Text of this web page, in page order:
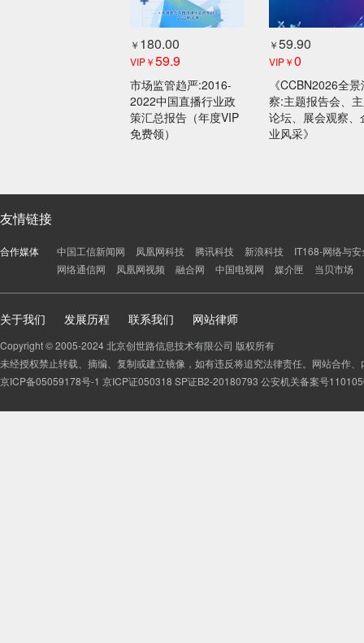
￥ 180.00
VIP￥59.9
市场监管趋严:2016-
2022中国直播行业政
策汇总报告（年度VIP
免费领）
￥59.90
VIP￥0
《CCBN2026全
察:主题报告会、
论坛、展会观察、
业风采》
友情链接
合作媒体 中国工信新闻网 凤凰网科技 腾讯科技 新浪科技
IT168-网络与
网络通信网
凤凰网视频 融合网 中国电视网 媒介匣 当贝市场
关于我们 发展历程 联系我们 网站律师
Copyright © 2005-2024 北京创世路信息技术有限公司 版权所有
未经授权禁止转载、摘编、复制或建立镜像，如有违反将追究法律责任。网站合作
京ICP备05059178号-1 京ICP证050318 SP证B2-20180793 公安机关备案号